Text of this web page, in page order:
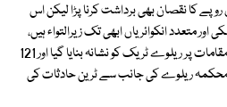
کا نقصان بھی برداشت کرنا پڑا لیکن اس
متعدد انکوائریاں ابھی تک زیرالتواء ہیں،
تخریب کاری کی وجہ سے بھی متعدد مقامات پر ریلوے ٹریک کو نشانہ بنایا گیا اور 121
محکمہ ریلوے کی جانب سے ٹرین حادثات کی